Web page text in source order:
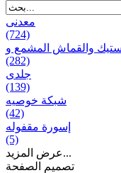
معدنی
(724)
(282)
جلدی
(139)
شبكة خوصیه
(42)
إسورة مقفوله
(5)
عرض المزيد...
تصميم الصفحة